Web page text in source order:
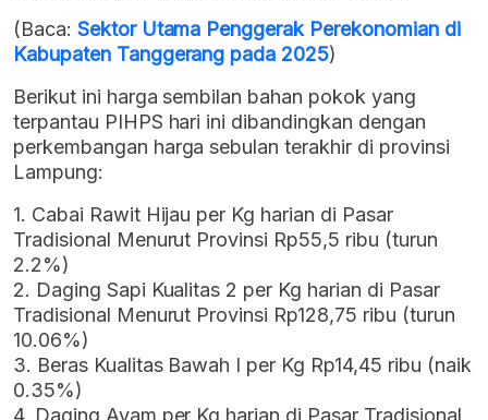
(Baca: Sektor Utama Penggerak Perekonomian di
Kabupaten Tanggerang pada 2025)
Berikut ini harga sembilan bahan pokok yang
terpantau PIHPS hari ini dibandingkan dengan
perkembangan harga sebulan terakhir di provinsi
Lampung:
1. Cabai Rawit Hijau per Kg harian di Pasar
Tradisional Menurut Provinsi Rp55,5 ribu (turun
2.2%)
2. Daging Sapi Kualitas 2 per Kg harian di Pasar
Tradisional Menurut Provinsi Rp128,75 ribu (turun
10.06%)
3. Beras Kualitas Bawah I per Kg Rp14,45 ribu (naik
0.35%)
4. Daging Ayam per Kg harian di Pasar Tradisional